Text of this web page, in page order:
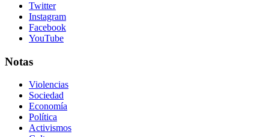
Twitter
Instagram
Facebook
YouTube
Notas
Violencias
Sociedad
Economía
Política
Activismos